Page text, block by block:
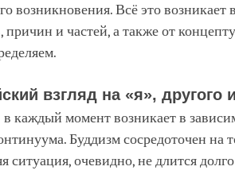
возникновения. Всё это возникает
причин и частей, а также от
взгляд на «я», другого
каждый момент возникает в
Буддизм сосредоточен на
ситуация, очевидно, не длится